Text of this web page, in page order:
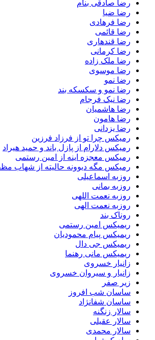
رضا صادقی بنام
رضا ضیا
رضا فرهادی
رضا قائمی
رضا قندهاری
رضا کرمانی
رضا ملک زاده
رضا موسوی
رضا نمو
رضا نمو و سکسکه بند
رضا نیک فرجام
رضا هاشمیان
رضا هامون
رضا یزدانی
رمیکس چرا تو از فرزاد فرزین
رمیکس دلارام از پازل باند و حمید هیراد
رمیکس معجزه اینه از امین رستمی
رمیکس مگه دیوونه حالیته از شهاب
روزبه اسماعیلی
روزبه بمانی
روزبه نعمت اللهی
روزبه نعمت الهی
روناک بند
ریمیکس امین رستمی
ریمیکس پیام محمودیان
ریمیکس جی دال
ریمیکس مانی رهنما
زانیار خسروی
زانیار و سیروان خسروی
زیر صفر
ساسان شب افروز
ساسان شفانژاد
سالار زنگنه
سالار عقیلی
سالار محمدی